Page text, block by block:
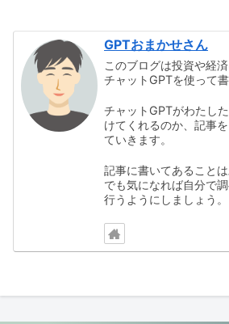
GPTおまかせさん
このブログは投資や経
チャットGPTを使って書
チャットGPTがわたし
けてくれるのか、記事
ていきます。
記事に書いてあること
でも気になれば自分で
行うようにしましょう。